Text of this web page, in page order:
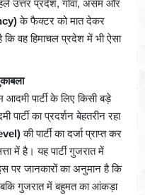
उत्तर प्रदेश, गोवा, असम और
के फैक्टर को मात देकर
वह हिमाचल प्रदेश में भी ऐसा
पार्टी के लिए किसी बड़े
का प्रदर्शन बेहतरीन रहा
की पार्टी का दर्जा प्राप्त कर
में है। यह पार्टी गुजरात में
पर जानकारों का अनुमान है कि
गुजरात में बहुमत का आंकड़ा